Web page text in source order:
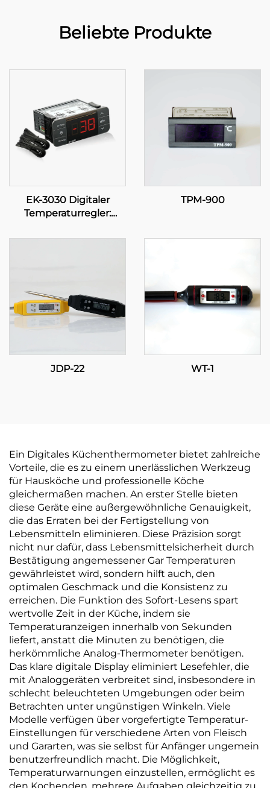
Beliebte Produkte
EK-3030 Digitaler
Temperaturregler:
Temperatursteuerung
TPM-900
JDP-22 WT-1
Ein Digitales Küchenthermometer bietet zahlreiche
Vorteile, die es zu einem unerlässlichen Werkzeug
für Hausköche und professionelle Köche
gleichermaßen machen. An erster Stelle bieten
diese Geräte eine außergewöhnliche Genauigkeit,
die das Erraten bei der Fertigstellung von
Lebensmitteln eliminieren. Diese Präzision sorgt
nicht nur dafür, dass Lebensmittelsicherheit durch
Bestätigung angemessener Gar Temperaturen
gewährleistet wird, sondern hilft auch, den
optimalen Geschmack und die Konsistenz zu
erreichen. Die Funktion des Sofort-Lesens spart
wertvolle Zeit in der Küche, indem sie
Temperaturanzeigen innerhalb von Sekunden
liefert, anstatt die Minuten zu benötigen, die
herkömmliche Analog-Thermometer benötigen.
Das klare digitale Display eliminiert Lesefehler, die
mit Analoggeräten verbreitet sind, insbesondere in
schlecht beleuchteten Umgebungen oder beim
Betrachten unter ungünstigen Winkeln. Viele
Modelle verfügen über vorgefertigte Temperatur-
Einstellungen für verschiedene Arten von Fleisch
und Gararten, was sie selbst für Anfänger ungemein
benutzerfreundlich macht. Die Möglichkeit,
Temperaturwarnungen einzustellen, ermöglicht es